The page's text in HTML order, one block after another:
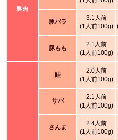
豚肉
豚バラ
3.1人前
(1人前100g)
豚もも
2.1人前
(1人前100g)
鮭
2.0人前
(1人前100g)
サバ
2.1人前
(1人前100g)
さんま
2.4人前
(1人前100g)